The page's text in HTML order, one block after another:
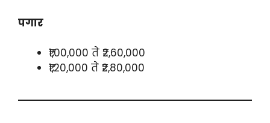
पगार
₹1,00,000 ते ₹2,60,000
₹1,20,000 ते ₹2,80,000